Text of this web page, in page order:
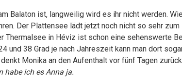
Balaton ist, langweilig wird es ihr nicht werden.
Der Plattensee lädt jetzt noch nicht so sehr
Thermalsee in Héviz ist schon eine sehenswerte
und 38 Grad je nach Jahreszeit kann man dort
denkt Monika an den Aufenthalt vor fünf Tagen
habe ich es Anna ja.